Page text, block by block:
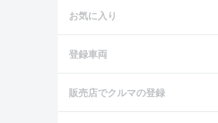
お気に入り
登録車両
販売店でクルマの登録